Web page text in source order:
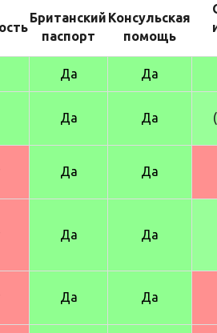
Британский
паспорт
Консульская
помощь
Да Да
Да Да
Да Да
Да Да
Да Да